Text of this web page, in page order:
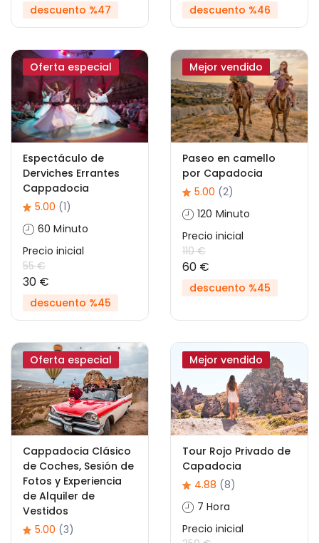
descuento %47 descuento %46
Oferta especial
Espectáculo de
Derviches Errantes
Cappadocia
5.00 (1)
60 Minuto
Precio inicial
55 €
30 €
descuento %45
Mejor vendido
Paseo en camello
por Capadocia
5.00 (2)
120 Minuto
Precio inicial
110 €
60 €
descuento %45
Oferta especial
Cappadocia Clásico
de Coches, Sesión de
Fotos y Experiencia
de Alquiler de
Vestidos
5.00 (3)
Mejor vendido
Tour Rojo Privado de
Capadocia
4.88 (8)
7 Hora
Precio inicial